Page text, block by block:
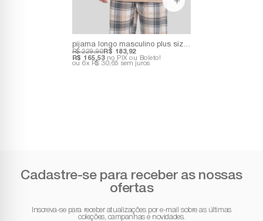
pijama longo masculino plus size sempre juntos | blusa meia malha e calça 100% algodão
R$ 165,53no PIX ou Boleto!
R$ 229,90R$ 183,92
6x R$ 30,65sem juros
Cadastre-se para receber as nossas
ofertas
Inscreva-se para receber atualizações por e-mail sobre as últimas
coleções, campanhas e novidades.